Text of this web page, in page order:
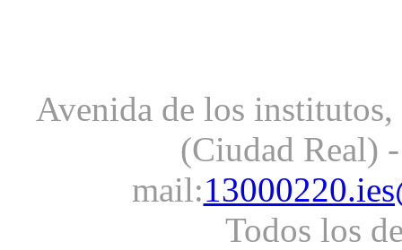
Avenida de los
(Ciudad Real)
mail:
Todos los